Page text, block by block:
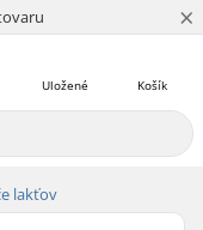
×
Košík
Uložené
lakťov